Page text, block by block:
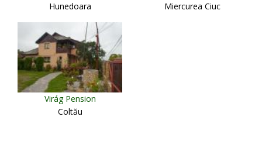
Hunedoara
Miercurea Ciuc
Virág Pension
Coltău